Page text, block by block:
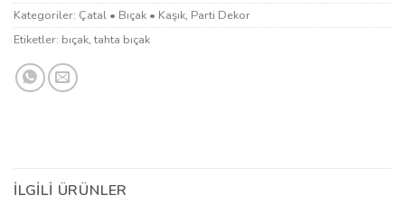
Kategoriler: Çatal • Bıçak • Kaşık, Parti Dekor
Etiketler: bıçak,tahta bıçak
İLGILI ÜRÜNLER